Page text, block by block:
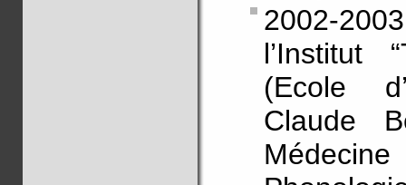
2002-
l’Institut
(Ecole
Claude